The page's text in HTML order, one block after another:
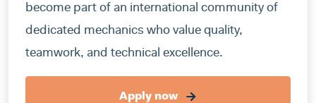
become part of an international community of
dedicated mechanics who value quality,
teamwork, and technical excellence.
Apply now